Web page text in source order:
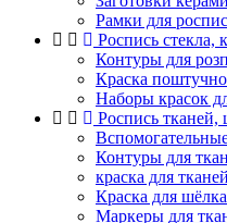
Рамки для
Роспись стекла,
Контуры для
Краска
Наборы красок
Роспись тканей,
Контуры для
краска для
Краска для шёлка
Маркеры для